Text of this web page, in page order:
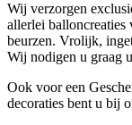
Wij verzorgen
allerlei balloncreaties
beurzen. Vrolijk,
Wij nodigen u graag
Ook voor een
decoraties bent u bij